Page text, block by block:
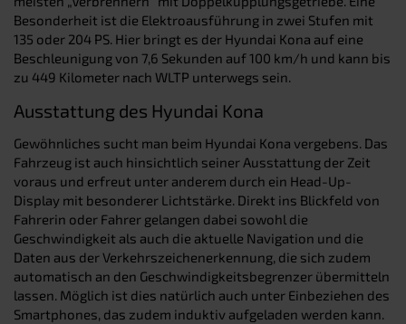
Besonderheit ist die Elektroausführung in zwei Stufen mit
135 oder 204 PS. Hier bringt es der Hyundai Kona auf eine
Beschleunigung von 7,6 Sekunden auf 100 km/h und kann bis
zu 449 Kilometer nach WLTP unterwegs sein.
Ausstattung des Hyundai Kona
Gewöhnliches sucht man beim Hyundai Kona vergebens. Das
Fahrzeug ist auch hinsichtlich seiner Ausstattung der Zeit
voraus und erfreut unter anderem durch ein Head-Up-
Display mit besonderer Lichtstärke. Direkt ins Blickfeld von
Fahrerin oder Fahrer gelangen dabei sowohl die
Geschwindigkeit als auch die aktuelle Navigation und die
Daten aus der Verkehrszeichenerkennung, die sich zudem
automatisch an den Geschwindigkeitsbegrenzer übermitteln
lassen. Möglich ist dies natürlich auch unter Einbeziehen des
Smartphones, das zudem induktiv aufgeladen werden kann.